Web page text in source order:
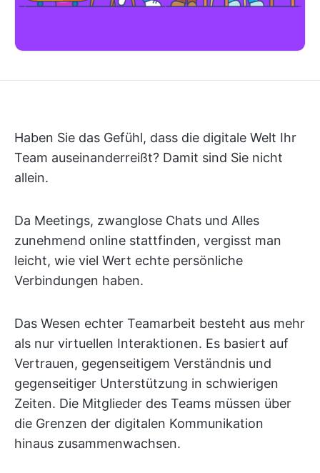
Haben Sie das Gefühl, dass die digitale Welt Ihr
Team auseinanderreißt? Damit sind Sie nicht
allein.
Da Meetings, zwanglose Chats und Alles
zunehmend online stattfinden, vergisst man
leicht, wie viel Wert echte persönliche
Verbindungen haben.
Das Wesen echter Teamarbeit besteht aus mehr
als nur virtuellen Interaktionen. Es basiert auf
Vertrauen, gegenseitigem Verständnis und
gegenseitiger Unterstützung in schwierigen
Zeiten. Die Mitglieder des Teams müssen über
die Grenzen der digitalen Kommunikation
hinaus zusammenwachsen.